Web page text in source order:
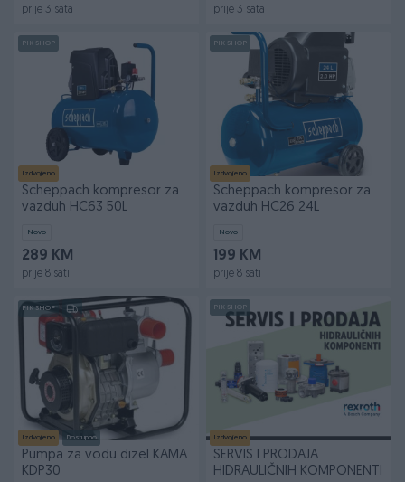
prije 3 sata prije 3 sata
PIK SHOP
Izdvojeno
Scheppach kompresor za
vazduh HC63 50L
Novo
289 KM
prije 8 sati
PIK SHOP
Izdvojeno
Scheppach kompresor za
vazduh HC26 24L
Novo
199 KM
prije 8 sati
PIK SHOP
Izdvojeno Dostupno
Pumpa za vodu dizel KAMA
KDP30
PIK SHOP
Izdvojeno
SERVIS I PRODAJA
HIDRAULIČNIH KOMPONENTI